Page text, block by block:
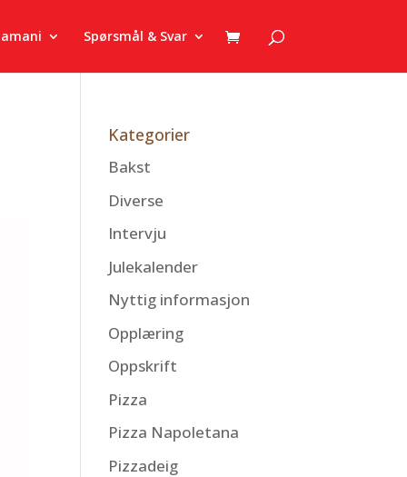
Spørsmål & Svar
Kategorier
Bakst
Diverse
Intervju
Julekalender
Nyttig informasjon
Opplæring
Oppskrift
Pizza
Pizza Napoletana
Pizzadeig